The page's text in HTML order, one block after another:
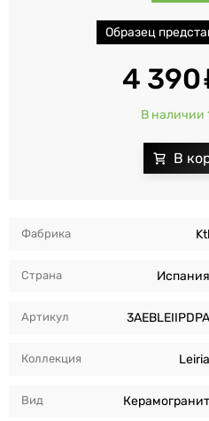
Фабрика Ktl
Страна Испания
Артикул 3AEBLEIIPDPA
Коллекция Leiria
Вид Керамогранит
Образец
4 390
В наличии